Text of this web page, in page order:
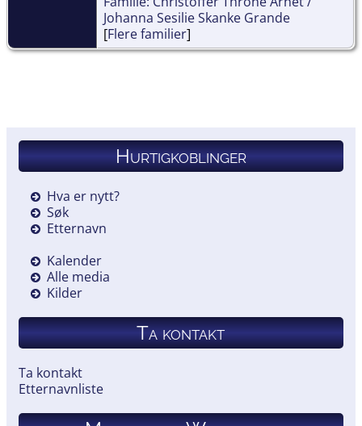
Johanna Sesilie Skanke Grande
[Flere familier]
Hurtigkoblinger
Hva er nytt?
Søk
Etternavn
Kalender
Alle media
Kilder
Ta kontakt
Ta kontakt
Etternavnliste